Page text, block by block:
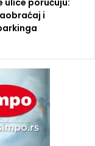
i